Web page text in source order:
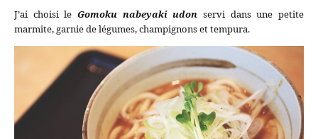
J’ai choisi le Gomoku nabeyaki udon servi dans une petite
marmite, garnie de légumes, champignons et tempura.